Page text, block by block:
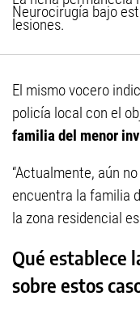
Neurocirugía bajo
lesiones.
El mismo vocero
policía local con el
familia del menor
“Actualmente, aún
encuentra la familia
la zona residencial
Qué establece
sobre estos